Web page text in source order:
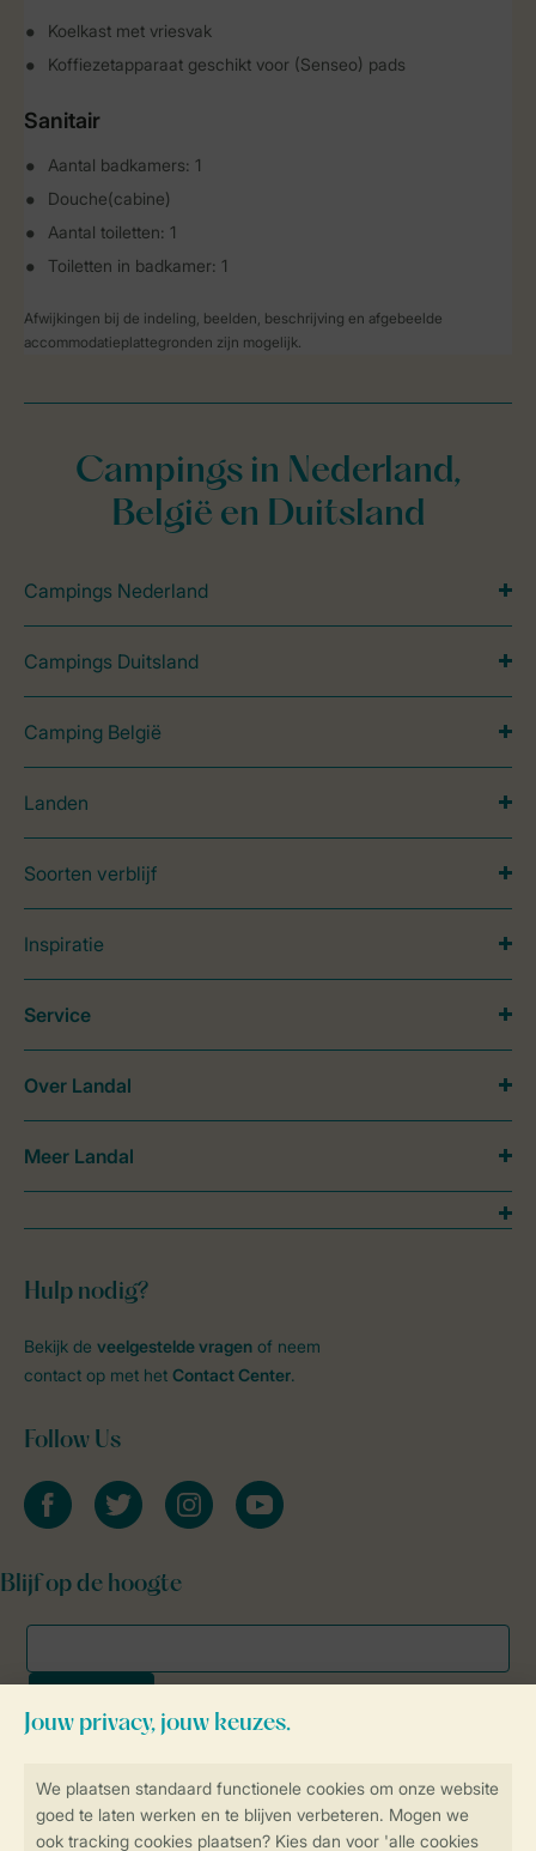
Koelkast met vriesvak
Koffiezetapparaat geschikt voor (Senseo) pads
Sanitair
Aantal badkamers: 1
Douche(cabine)
Aantal toiletten: 1
Toiletten in badkamer: 1
Afwijkingen bij de indeling, beelden, beschrijving en afgebeelde
accommodatieplattegronden zijn mogelijk.
Veilig en snel online boeken
SSL certificaat
Campings in Nederland,
België en Duitsland
Campings Nederland
Campings Duitsland
Camping België
Landen
Soorten verblijf
Inspiratie
Hulp nodig?
Bekijk de veelgestelde vragen of neem
contact op met het Contact Center.
Follow Us
facebooktwitter instagramyoutube
Blijf op de hoogte
Service
Over Landal
Meer Landal